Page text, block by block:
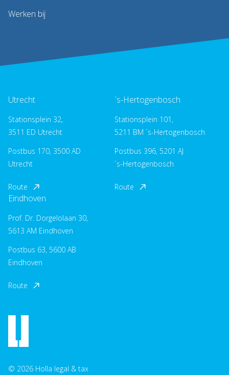
Werken bij
Utrecht
Stationsplein 32,
3511 ED Utrecht
Postbus 170, 3500 AD
Utrecht
Route
´s-Hertogenbosch
Stationsplein 101,
5211 BM ´s-Hertogenbosch
Postbus 396, 5201 AJ
´s-Hertogenbosch
Route
Eindhoven
Prof. Dr. Dorgelolaan 30,
5613 AM Eindhoven
Postbus 63, 5600 AB
Eindhoven
Route
© 2026 Holla legal & tax